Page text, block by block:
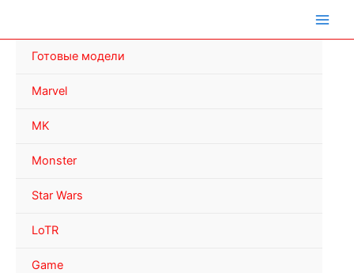
Готовые модели
Marvel
MK
Monster
Star Wars
LoTR
Game